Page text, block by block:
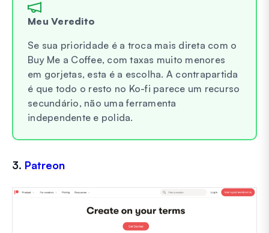
Meu Veredito
Se sua prioridade é a troca mais direta com o
Buy Me a Coffee, com taxas muito menores
em gorjetas, esta é a escolha. A contrapartida
é que todo o resto no Ko-fi parece um recurso
secundário, não uma ferramenta
independente e polida.
3. Patreon